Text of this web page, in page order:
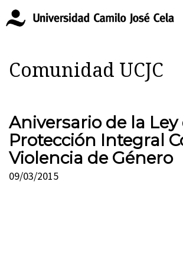
Comunidad UCJC
Aniversario de la Ley
Protección Integral
Violencia de Género
09/03/2015